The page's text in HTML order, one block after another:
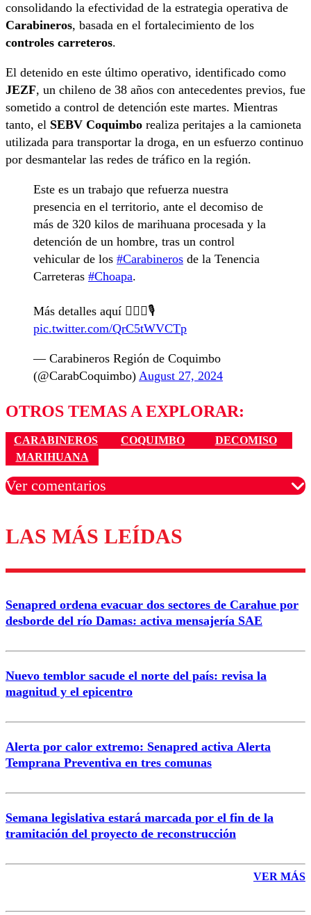
consolidando la efectividad de la estrategia operativa de
Carabineros, basada en el fortalecimiento de los
controles carreteros.
El detenido en este último operativo, identificado como
JEZF, un chileno de 38 años con antecedentes previos, fue
sometido a control de detención este martes. Mientras
tanto, el SEBV Coquimbo realiza peritajes a la camioneta
utilizada para transportar la droga, en un esfuerzo continuo
por desmantelar las redes de tráfico en la región.
Este es un trabajo que refuerza nuestra
presencia en el territorio, ante el decomiso de
más de 320 kilos de marihuana procesada y la
detención de un hombre, tras un control
vehicular de los #Carabineros de la Tenencia
Carreteras #Choapa.
Más detalles aquí 👇🏼🎥🎙️
pic.twitter.com/QrC5tWVCTp
— Carabineros Región de Coquimbo
(@CarabCoquimbo) August 27, 2024
OTROS TEMAS A EXPLORAR:
CARABINEROS COQUIMBO
DECOMISO
MARIHUANA
Ver comentarios
Los comentarios son moderados para garantizar un
diálogo respetuoso.
Correo
LAS MÁS LEÍDAS
Senapred ordena evacuar dos sectores de Carahue por
desborde del río Damas: activa mensajería SAE
Nuevo temblor sacude el norte del país: revisa la
magnitud y el epicentro
Alerta por calor extremo: Senapred activa Alerta
Temprana Preventiva en tres comunas
Semana legislativa estará marcada por el fin de la
tramitación del proyecto de reconstrucción
VER MÁS